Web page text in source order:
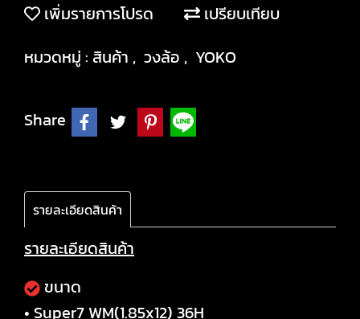
เพิ่มรายการโปรด
เปรียบเทียบ
หมวดหมู่ : สินค้า , วงล้อ , YOKO
Share
รายละเอียดสินค้า
รายละเอียดสินค้า
ขนาด
• Super7 WM(1.85x12) 36H